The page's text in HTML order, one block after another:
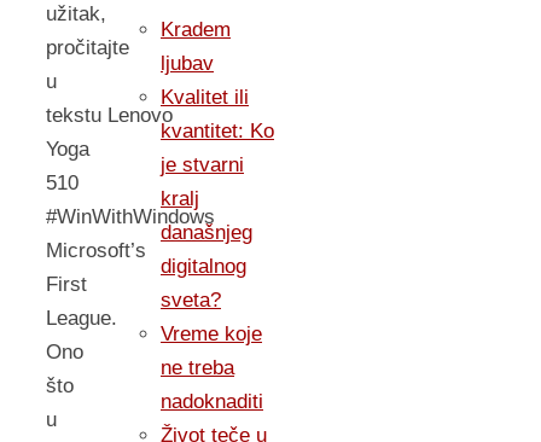
užitak,
pročitajte
u
tekstu Lenovo
Yoga
510
#WinWithWindows
Microsoft’s
First
League.
Ono
što
u
Kradem
ljubav
Kvalitet ili
kvantitet: Ko
je stvarni
kralj
današnjeg
digitalnog
sveta?
Vreme koje
ne treba
nadoknaditi
Život teče u